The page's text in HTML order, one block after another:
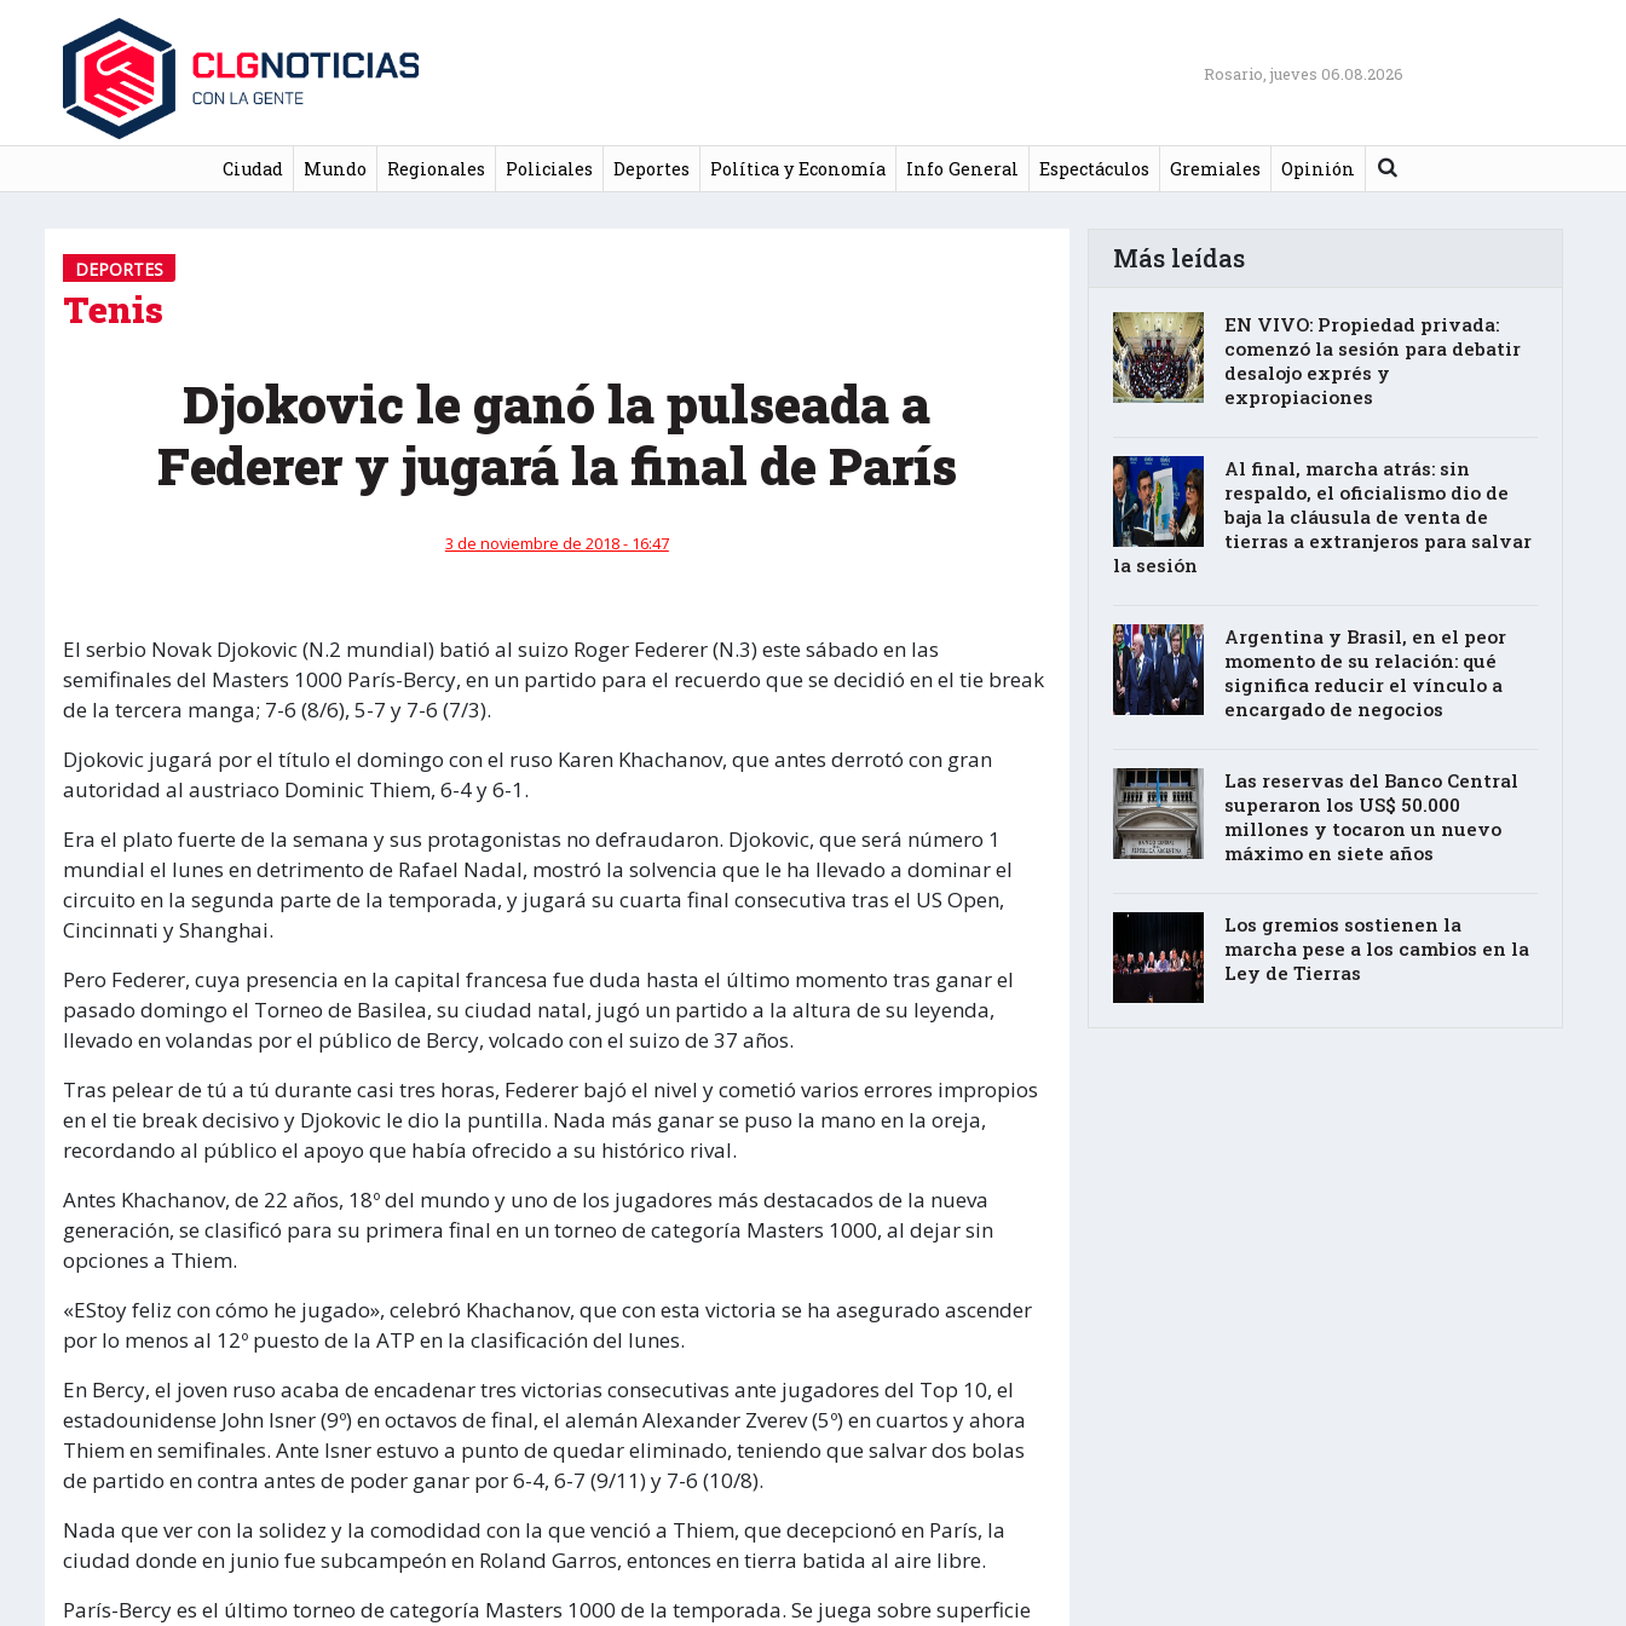
Rosario, jueves 06.08.2026
Ciudad Mundo Regionales Policiales Deportes Política y Economía Info General Espectáculos Gremiales Opinión Buscar
DEPORTES
Tenis
Djokovic le ganó la pulseada a
Federer y jugará la final de París
3 de noviembre de 2018 - 16:47
El serbio Novak Djokovic (N.2 mundial) batió al suizo Roger Federer (N.3) este sábado en las
semifinales del Masters 1000 París-Bercy, en un partido para el recuerdo que se decidió en el tie break
de la tercera manga; 7-6 (8/6), 5-7 y 7-6 (7/3).
Djokovic jugará por el título el domingo con el ruso Karen Khachanov, que antes derrotó con gran
autoridad al austriaco Dominic Thiem, 6-4 y 6-1.
Era el plato fuerte de la semana y sus protagonistas no defraudaron. Djokovic, que será número 1
mundial el lunes en detrimento de Rafael Nadal, mostró la solvencia que le ha llevado a dominar el
circuito en la segunda parte de la temporada, y jugará su cuarta final consecutiva tras el US Open,
Cincinnati y Shanghai.
Pero Federer, cuya presencia en la capital francesa fue duda hasta el último momento tras ganar el
pasado domingo el Torneo de Basilea, su ciudad natal, jugó un partido a la altura de su leyenda,
llevado en volandas por el público de Bercy, volcado con el suizo de 37 años.
Tras pelear de tú a tú durante casi tres horas, Federer bajó el nivel y cometió varios errores impropios
en el tie break decisivo y Djokovic le dio la puntilla. Nada más ganar se puso la mano en la oreja,
recordando al público el apoyo que había ofrecido a su histórico rival.
Antes Khachanov, de 22 años, 18º del mundo y uno de los jugadores más destacados de la nueva
generación, se clasificó para su primera final en un torneo de categoría Masters 1000, al dejar sin
opciones a Thiem.
«EStoy feliz con cómo he jugado», celebró Khachanov, que con esta victoria se ha asegurado ascender
por lo menos al 12º puesto de la ATP en la clasificación del lunes.
En Bercy, el joven ruso acaba de encadenar tres victorias consecutivas ante jugadores del Top 10, el
estadounidense John Isner (9º) en octavos de final, el alemán Alexander Zverev (5º) en cuartos y ahora
Thiem en semifinales. Ante Isner estuvo a punto de quedar eliminado, teniendo que salvar dos bolas
de partido en contra antes de poder ganar por 6-4, 6-7 (9/11) y 7-6 (10/8).
Nada que ver con la solidez y la comodidad con la que venció a Thiem, que decepcionó en París, la
ciudad donde en junio fue subcampeón en Roland Garros, entonces en tierra batida al aire libre.
París-Bercy es el último torneo de categoría Masters 1000 de la temporada. Se juega sobre superficie
Más leídas
EN VIVO: Propiedad privada:
comenzó la sesión para debatir
desalojo exprés y
expropiaciones
Al final, marcha atrás: sin
respaldo, el oficialismo dio de
baja la cláusula de venta de
tierras a extranjeros para salvar
la sesión
Argentina y Brasil, en el peor
momento de su relación: qué
significa reducir el vínculo a
encargado de negocios
Las reservas del Banco Central
superaron los US$ 50.000
millones y tocaron un nuevo
máximo en siete años
Los gremios sostienen la
marcha pese a los cambios en la
Ley de Tierras